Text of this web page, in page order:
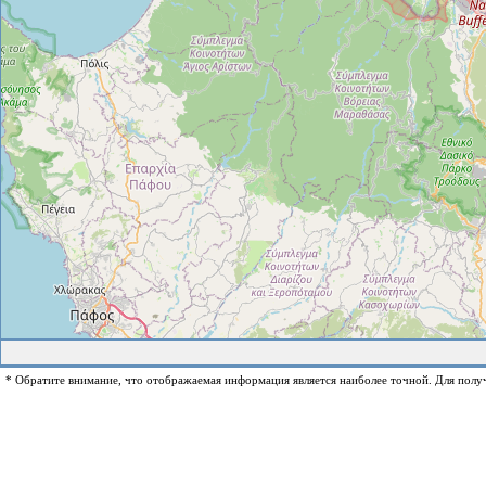
* Обратите внимание, что отображаемая информация является наиболее точной. Для